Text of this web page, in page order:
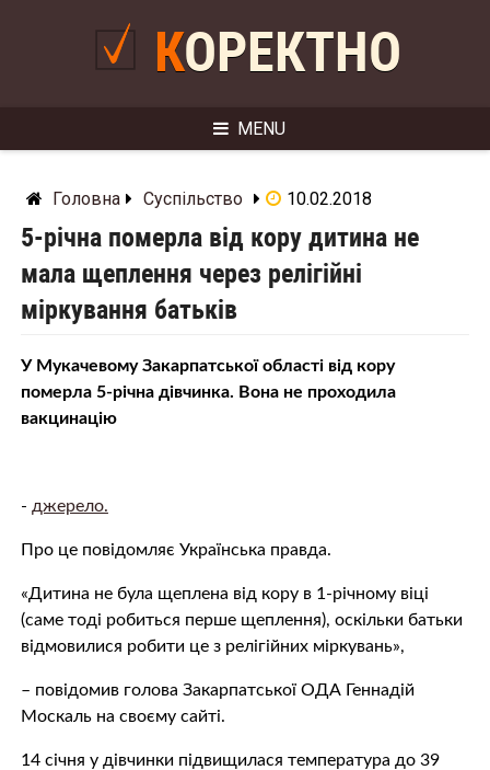
КОРЕКТНО
MENU
Головна Суспільство 10.02.2018
5-річна померла від кору дитина не
мала щеплення через релігійні
міркування батьків
У Мукачевому Закарпатської області від кору
померла 5-річна дівчинка. Вона не проходила
вакцинацію
- джерело.
Про це повідомляє Українська правда.
«Дитина не була щеплена від кору в 1-річному віці
(саме тоді робиться перше щеплення), оскільки батьки
відмовилися робити це з релігійних міркувань»,
– повідомив голова Закарпатської ОДА Геннадій
Москаль на своєму сайті.
14 січня у дівчинки підвищилася температура до 39